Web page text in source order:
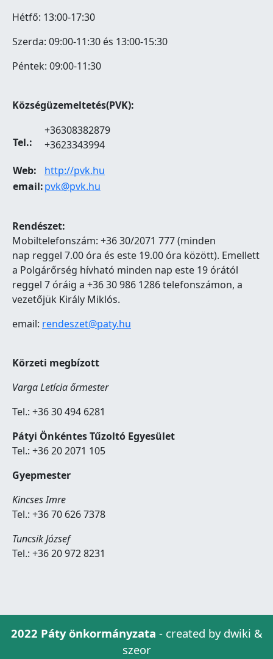
Hétfő: 13:00-17:30
Szerda: 09:00-11:30 és 13:00-15:30
Péntek: 09:00-11:30
Községüzemeltetés(PVK):
Tel.:
+36308382879
+3623343994
Web:
http://pvk.hu
email:pvk@pvk.hu
Rendészet:
Mobiltelefonszám: +36 30/2071 777 (minden
nap reggel 7.00 óra és este 19.00 óra között). Emellett
a Polgárőrség hívható minden nap este 19 órától
reggel 7 óráig a +36 30 986 1286 telefonszámon, a
vezetőjük Király Miklós.
email: rendeszet@paty.hu
Körzeti megbízott
Varga Letícia őrmester
Tel.: +36 30 494 6281
Pátyi Önkéntes Tűzoltó Egyesület
Tel.: +36 20 2071 105
Gyepmester
Kincses Imre
Tel.: +36 70 626 7378
Tuncsik József
Tel.: +36 20 972 8231
2022 Páty önkormányzata - created by dwiki &
szeor